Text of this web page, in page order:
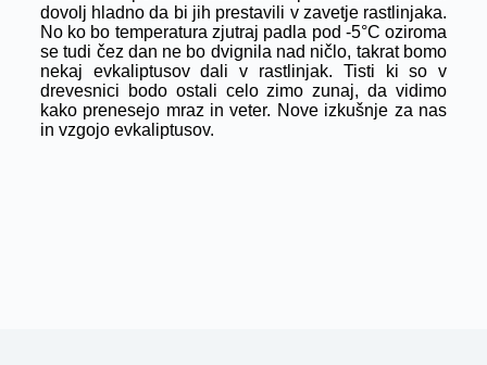
dovolj hladno da bi jih prestavili v zavetje rastlinjaka.
No ko bo temperatura zjutraj padla pod -5°C oziroma
se tudi čez dan ne bo dvignila nad ničlo, takrat bomo
nekaj evkaliptusov dali v rastlinjak. Tisti ki so v
drevesnici bodo ostali celo zimo zunaj, da vidimo
kako prenesejo mraz in veter. Nove izkušnje za nas
in vzgojo evkaliptusov.